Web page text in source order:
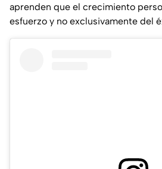
aprenden que el crecimiento
esfuerzo y no exclusivamente del